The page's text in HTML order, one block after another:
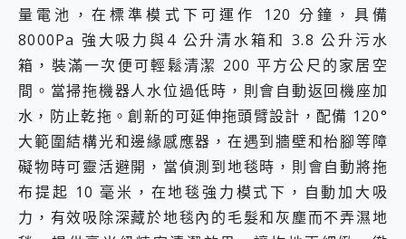
量電池，在標準模式下可運作 120 分鐘，具備
8000Pa 強大吸力與4 公升清水箱和 3.8 公升污水
箱，裝滿一次便可輕鬆清潔 200 平方公尺的家居空
間。當掃拖機器人水位過低時，則會自動返回機座加
水，防止乾拖。創新的可延伸拖頭臂設計，配備 120°
大範圍結構光和邊緣感應器，在遇到牆壁和枱腳等障
礙物時可靈活避開，當偵測到地毯時，則會自動將拖
布提起 10 毫米，在地毯強力模式下，自動加大吸
力，有效吸除深藏於地毯內的毛髮和灰塵而不弄濕地